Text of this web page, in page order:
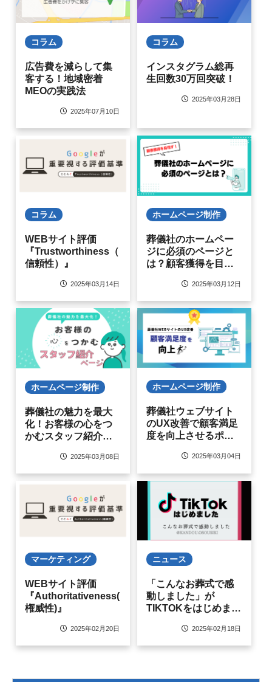
コラム
広告費を減らして集
客する！地域密着
MEOの実践法
2025年07月10日
コラム
インスタグラム総再
生回数30万回突破！
2025年03月28日
コラム
WEBサイト評価
『Trustworthiness（
信頼性）』
2025年03月14日
ホームページ制作
葬儀社のホームペー
ジに必須のページと
は？顧客獲得を目指
2025年03月12日
ホームページ制作
葬儀社の魅力を最大
化！お客様の心をつ
かむスタッフ紹介ペ
アップの秘訣2025年03月08日
ホームページ制作
葬儀社ウェブサイト
のUX改善で顧客満足
度を向上させるポイ
2025年03月04日
マーケティング
WEBサイト評価
『Authoritativeness(
権威性)』
2025年02月20日
ニュース
「こんなお葬式で感
動しました」が
TIKTOKをはじめまし
2025年02月18日